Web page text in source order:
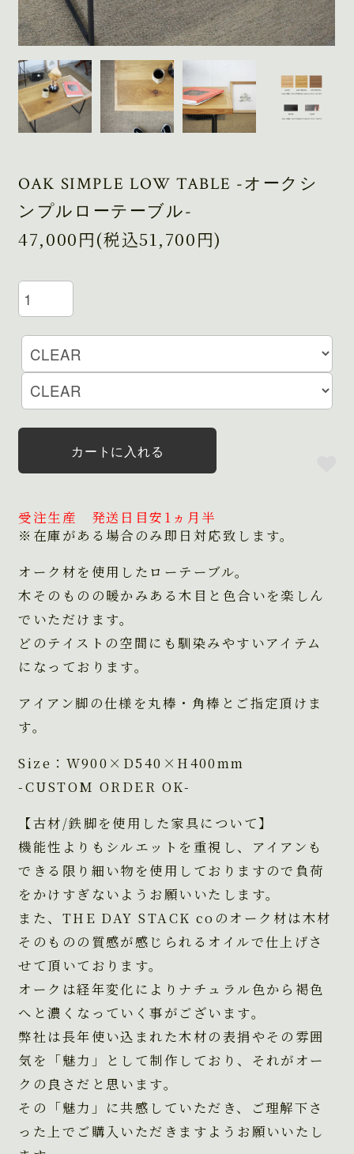
OAK SIMPLE LOW TABLE -オークシ
ンプルローテーブル-
47,000円(税込51,700円)
カートに入れる
受注生産 発送日目安1ヵ月半
※在庫がある場合のみ即日対応致します。
オーク材を使用したローテーブル。
木そのものの暖かみある木目と色合いを楽しん
でいただけます。
どのテイストの空間にも馴染みやすいアイテム
になっております。
アイアン脚の仕様を丸棒・角棒とご指定頂けま
す。
Size：W900×D540×H400mm
-CUSTOM ORDER OK-
【古材/鉄脚を使用した家具について】
機能性よりもシルエットを重視し、アイアンも
できる限り細い物を使用しておりますので負荷
をかけすぎないようお願いいたします。
また、THE DAY STACK coのオーク材は木材
そのものの質感が感じられるオイルで仕上げさ
せて頂いております。
オークは経年変化によりナチュラル色から褐色
へと濃くなっていく事がございます。
弊社は長年使い込まれた木材の表捐やその雰囲
気を「魅力」として制作しており、それがオー
クの良さだと思います。
その「魅力」に共感していただき、ご理解下さ
った上でご購入いただきますようお願いいたし